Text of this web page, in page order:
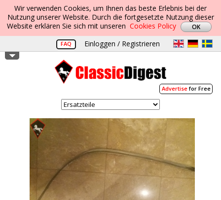
Wir verwenden Cookies, um Ihnen das beste Erlebnis bei der
Nutzung unserer Website. Durch die fortgesetzte Nutzung dieser
Website erklären Sie sich mit unseren Cookies Policy
FAQ Einloggen / Registrieren
Advertisefor Free